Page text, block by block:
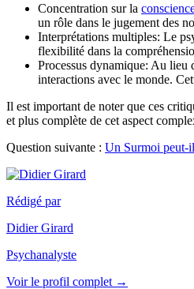
Concentration sur la
un rôle dans le jugement des
Interprétations multiples: Le
flexibilité dans la
Processus dynamique: Au lieu
interactions avec le monde.
Il est important de noter que ces
et plus complète de cet aspect
Question suivante : Un Surmoi peut-
Rédigé par
Didier Girard
Psychanalyste
Voir le profil complet →